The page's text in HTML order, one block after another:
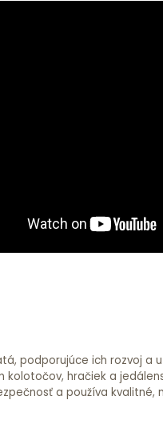
podporujúce ich rozvoj a
hračiek a
a používa kvalitné,